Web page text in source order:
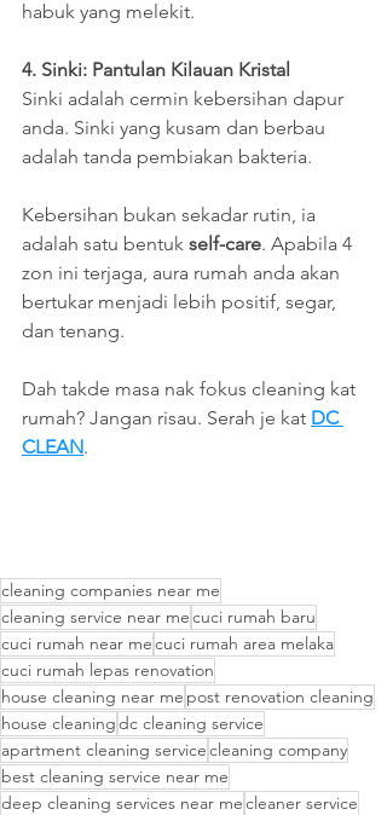
habuk yang melekit.
4. Sinki: Pantulan Kilauan Kristal
Sinki adalah cermin kebersihan dapur
anda. Sinki yang kusam dan berbau
adalah tanda pembiakan bakteria.
Kebersihan bukan sekadar rutin, ia
adalah satu bentuk self-care. Apabila 4
zon ini terjaga, aura rumah anda akan
bertukar menjadi lebih positif, segar,
dan tenang.
Dah takde masa nak fokus cleaning kat
rumah? Jangan risau. Serah je kat DC
CLEAN.
cleaning companies near me
cleaning service near mecuci rumah baru
cuci rumah near mecuci rumah area melaka
cuci rumah lepas renovation
house cleaning near me post renovation cleaning
house cleaningdc cleaning service
apartment cleaning servicecleaning company
best cleaning service near me
deep cleaning services near mecleaner service